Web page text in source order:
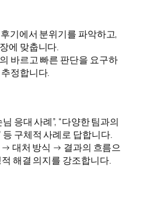
기에서 분위기를 파악하고,
에 맞춥니다.
바르고 빠른 판단을 요구하
정합니다.
응대 사례”, “다양한 팀과의
등 구체적 사례로 답합니다.
→ 대처 방식 → 결과의 흐름으
해결 의지를 강조합니다.